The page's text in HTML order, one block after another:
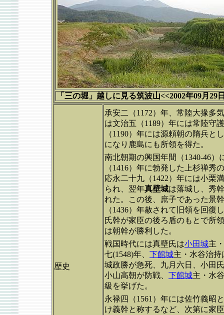
「三の堀」越しに見る筑波山<<2002年09月29
歴史
承安二（1172）年、常陸大掾多
は文治五（1189）年には常陸守
（1190）年には源頼朝の隋兵と
になり鹿島にも所領を得た。
南北朝期の興国年間（1340-46
（1416）年に勃発した上杉禅
応永二十九（1422）年には小栗
られ、翌年真壁城は落城し、秀
れた。この後、庶子であった景
（1436）年赦されて旧領を回復
氏幹が家臣の後ろ盾のもとで所
は朝幹が勝利した。
戦国時代には真壁氏は小田城主
七(1548)年、 下館城主・水谷治持
城政勝が急死、九月六日、小田
小山高朝が防戦、 下館城主・水
級を挙げた。
永禄四（1561）年には佐竹義昭
け義幹と称するなど、次第に家